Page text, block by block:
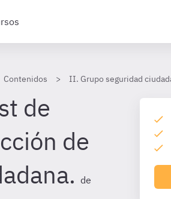
Contenidos II. Grupo seguridad
de
de
de